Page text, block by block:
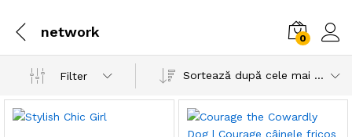
network 0
Filter Sortează după cele mai recente